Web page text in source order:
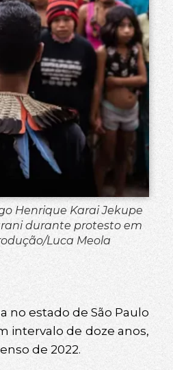
Henrique Karai Jekupe
durante protesto em
Luca Meola
no estado de São Paulo
intervalo de doze anos,
de 2022.